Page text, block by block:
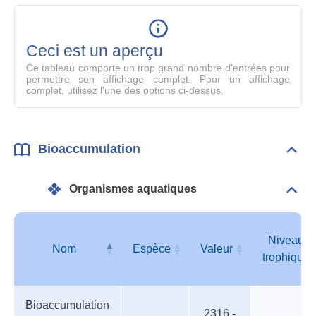
Ceci est un aperçu
Ce tableau comporte un trop grand nombre d'entrées pour
permettre son affichage complet. Pour un affichage
complet, utilisez l'une des options ci-dessus.
Bioaccumulation
Organismes aquatiques
aquatiques
Nom Espèce Valeur
Niveau
trophique
Bioaccumulation
2316 -